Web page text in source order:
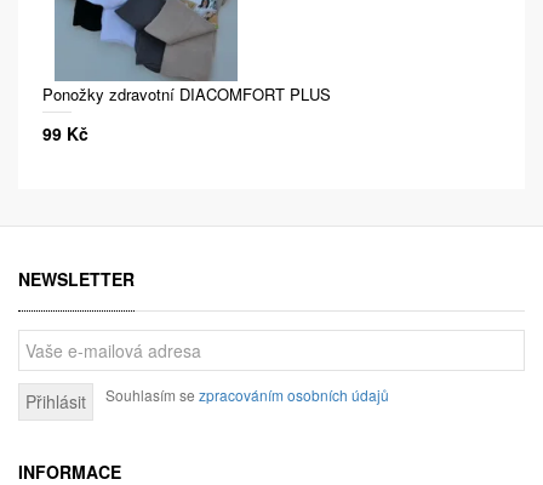
Ponožky zdravotní DIACOMFORT PLUS
99 Kč
NEWSLETTER
Přihlásit Souhlasím se zpracováním osobních údajů
INFORMACE